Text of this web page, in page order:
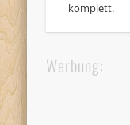
komplett.
Werbung: